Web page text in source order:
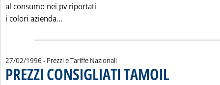
al consumo nei pv riportati
i colori azienda...
27/02/1996 - Prezzi e Tariffe Nazionali
PREZZI CONSIGLIATI TAMOIL